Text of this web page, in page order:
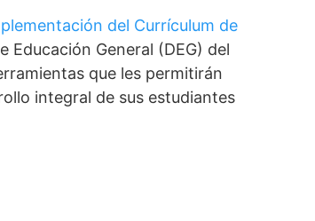
del Currículum de
Educación General (DEG) del
que les permitirán
integral de sus estudiantes